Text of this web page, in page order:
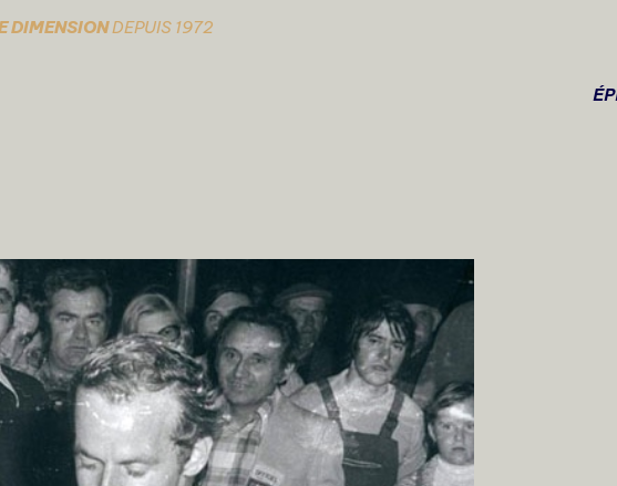
DIMENSIONDEPUIS 1972